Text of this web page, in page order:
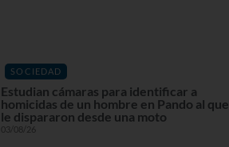
SOCIEDAD
Estudian cámaras para identificar a
homicidas de un hombre en Pando al que
le dispararon desde una moto
03/08/26